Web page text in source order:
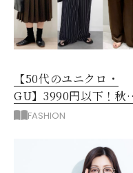
【50代のユニクロ・
GU】3990円以下！秋
ではける涼しげボトム
FASHION